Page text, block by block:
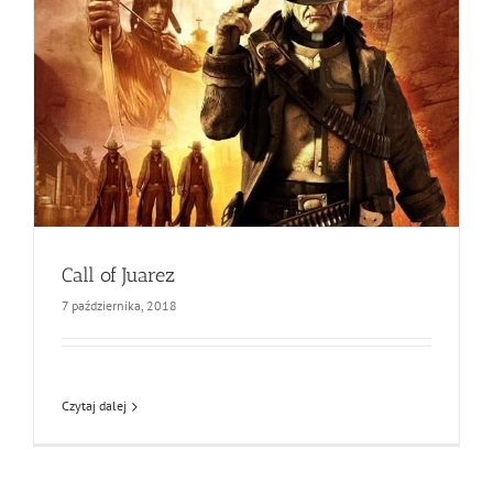
Call of Juarez
7 października, 2018
Czytaj dalej